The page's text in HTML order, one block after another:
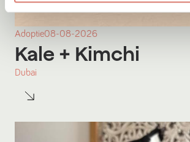
Adoptie08-08-2026
Kale + Kimchi
Dubai